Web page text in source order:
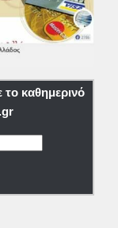
καθημερινό